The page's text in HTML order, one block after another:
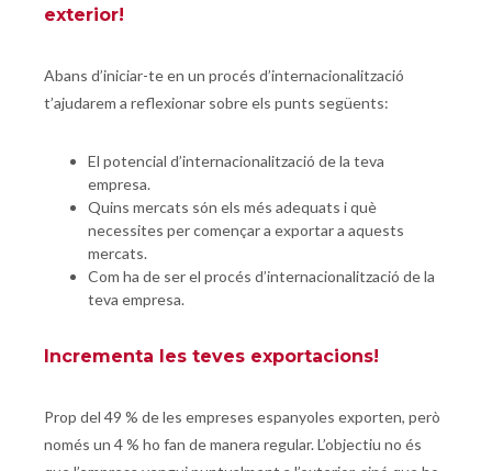
exterior!
Abans d’iniciar-te en un procés d’internacionalització
t’ajudarem a reflexionar sobre els punts següents:
El potencial d’internacionalització de la teva
empresa.
Quins mercats són els més adequats i què
necessites per començar a exportar a aquests
mercats.
Com ha de ser el procés d’internacionalització de la
teva empresa.
Incrementa les teves exportacions!
Prop del 49 % de les empreses espanyoles exporten, però
només un 4 % ho fan de manera regular. L’objectiu no és